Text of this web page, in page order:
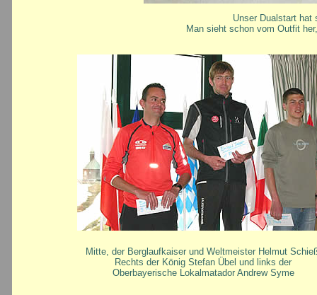
Unser Dualstart hat
Man sieht schon vom Outfit
Mitte, der Berglaufkaiser und Weltmeister Helmut
Rechts der König Stefan Übel und links der
Oberbayerische Lokalmatador Andrew Syme